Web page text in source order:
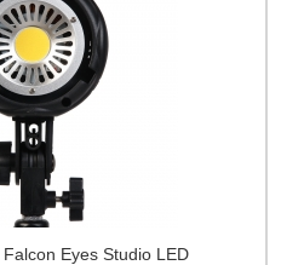
Eyes Studio LED